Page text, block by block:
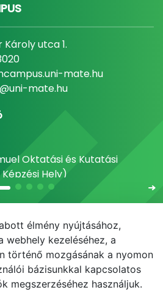
Károly utca 1.
mate.hu
mate.hu
Oktatási és Kutatási
Hely)
NEPTUN
E-learning
élmény nyújtásához,
webhely kezeléséhez, a
történő mozgásának a nyomon
bázisunkkal kapcsolatos
megszerzéséhez használjuk.